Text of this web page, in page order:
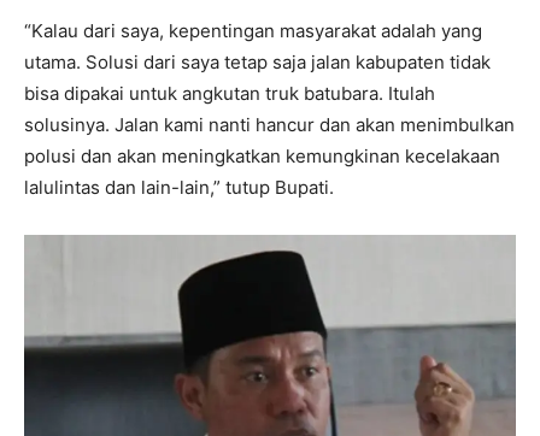
“Kalau dari saya, kepentingan masyarakat adalah yang
utama. Solusi dari saya tetap saja jalan kabupaten tidak
bisa dipakai untuk angkutan truk batubara. Itulah
solusinya. Jalan kami nanti hancur dan akan menimbulkan
polusi dan akan meningkatkan kemungkinan kecelakaan
lalulintas dan lain-lain,” tutup Bupati.